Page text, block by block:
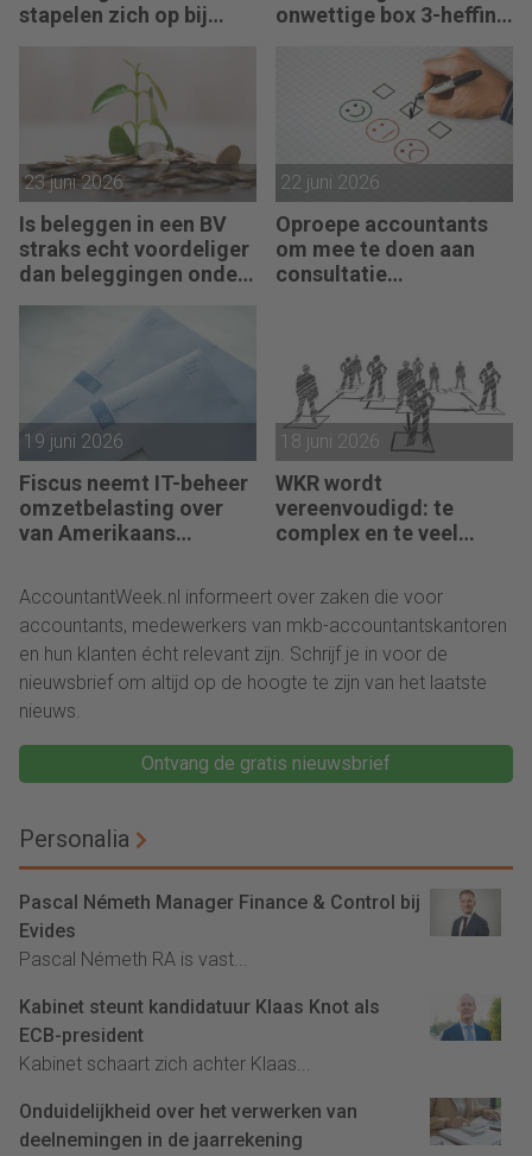
stapelen zich op bij
onwettige box 3-heffing
23 juni 2026
Is beleggen in een BV
straks echt voordeliger
dan beleggingen onder
box 3?
22 juni 2026
Oproepe accountants
om mee te doen aan
consultatie
19 juni 2026
Fiscus neemt IT-beheer
omzetbelasting over
van Amerikaans
18 juni 2026
WKR wordt
vereenvoudigd: te
complex en te veel
AccountantWeek.nl informeert over zaken die voor
accountants, medewerkers van mkb-accountantskantoren
en hun klanten écht relevant zijn. Schrijf je in voor de
nieuwsbrief om altijd op de hoogte te zijn van het laatste
nieuws.
Ontvang de gratis nieuwsbrief
Personalia
Pascal Németh Manager Finance & Control bij
Evides
Pascal Németh RA is vast...
Kabinet steunt kandidatuur Klaas Knot als
ECB-president
Kabinet schaart zich achter Klaas...
Onduidelijkheid over het verwerken van
deelnemingen in de jaarrekening